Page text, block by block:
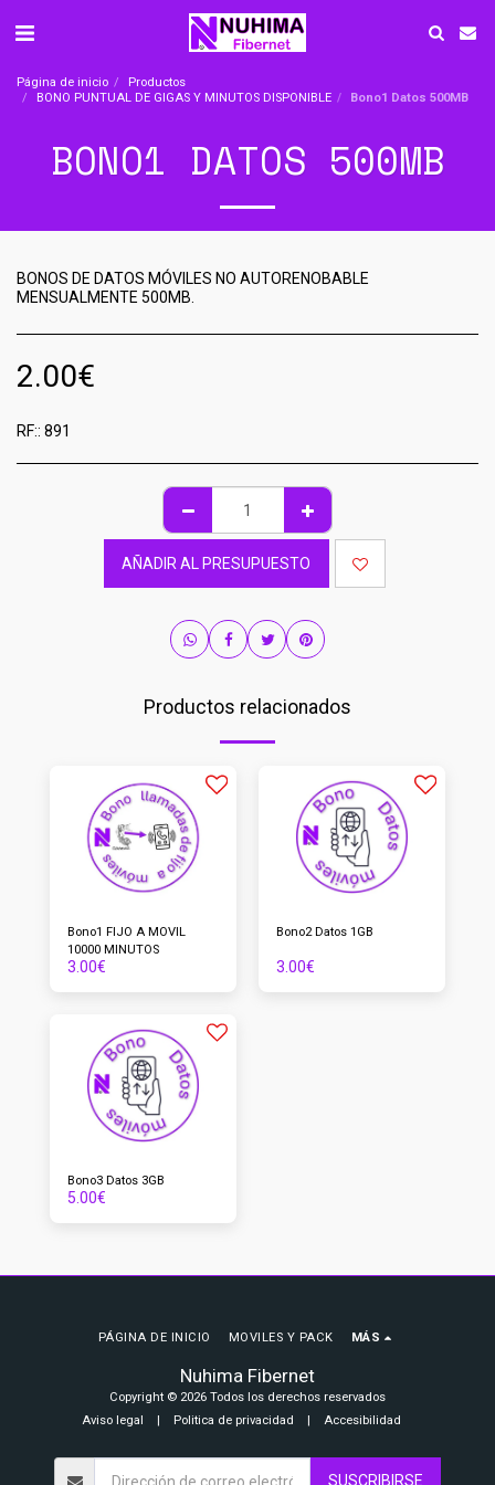
Página de inicio
Productos
BONO PUNTUAL DE GIGAS Y MINUTOS DISPONIBLE
Bono1 Datos 500MB
BONO1 DATOS 500MB
BONOS DE DATOS MÓVILES NO AUTORENOBABLE
MENSUALMENTE 500MB.
2.00€
RF:: 891
AÑADIR AL PRESUPUESTO
Productos relacionados
Bono1 FIJO A MOVIL
10000 MINUTOS
3.00€
Bono2 Datos 1GB
3.00€
Bono3 Datos 3GB
5.00€
Nuhima Fibernet
Copyright © 2026 Todos los derechos reservados
Aviso legal | Politica de privacidad | Accesibilidad
PÁGINA DE INICIO MOVILES Y PACK MÁS
SUSCRIBIRSE